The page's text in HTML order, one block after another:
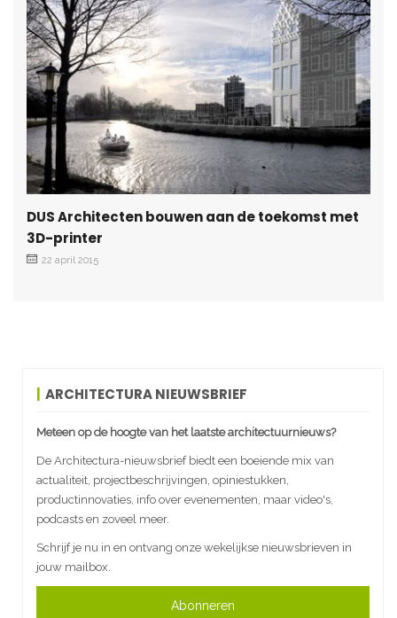
DUS Architecten bouwen aan de toekomst met
3D-printer
22 april 2015
ARCHITECTURA NIEUWSBRIEF
Meteen op de hoogte van het laatste architectuurnieuws?
De Architectura-nieuwsbrief biedt een boeiende mix van
actualiteit, projectbeschrijvingen, opiniestukken,
productinnovaties, info over evenementen, maar video's,
podcasts en zoveel meer.
Schrijf je nu in en ontvang onze wekelijkse nieuwsbrieven in
jouw mailbox.
Abonneren